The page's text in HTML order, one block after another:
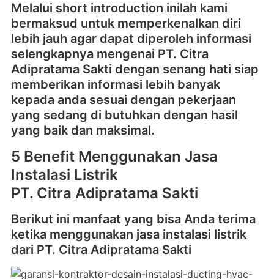
Melalui short introduction inilah kami
bermaksud untuk memperkenalkan diri
lebih jauh agar dapat diperoleh informasi
selengkapnya mengenai PT. Citra
Adipratama Sakti dengan senang hati siap
memberikan informasi lebih banyak
kepada anda sesuai dengan pekerjaan
yang sedang di butuhkan dengan hasil
yang baik dan maksimal.
5 Benefit Menggunakan Jasa
Instalasi Listrik
PT. Citra Adipratama Sakti
Berikut ini manfaat yang bisa Anda terima
ketika menggunakan jasa instalasi listrik
dari PT. Citra Adipratama Sakti